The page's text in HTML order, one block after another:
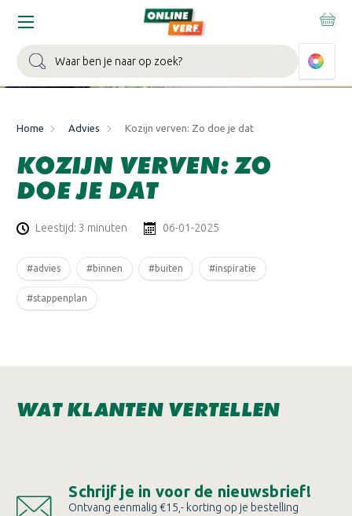
Zoeken
Home Advies Kozijn verven: Zo doe je dat
KOZIJN VERVEN: ZO
DOE JE DAT
Leestijd: 3 minuten 06-01-2025
#advies #binnen #buiten #inspiratie
#stappenplan
WAT KLANTEN VERTELLEN
Schrijf je in voor de nieuwsbrief!
Ontvang eenmalig €15,- korting op je bestelling